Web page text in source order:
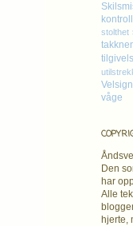
stolthet
våge
Den
har
Alle
hjerte,